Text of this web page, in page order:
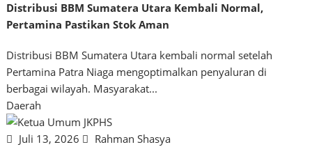
Distribusi BBM Sumatera Utara Kembali Normal,
Pertamina Pastikan Stok Aman
Distribusi BBM Sumatera Utara kembali normal setelah
Pertamina Patra Niaga mengoptimalkan penyaluran di
berbagai wilayah. Masyarakat...
Daerah
Juli 13, 2026 Rahman Shasya